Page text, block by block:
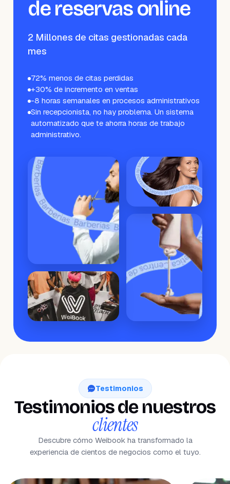
de reservas online
2 Millones de citas gestionadas cada
mes
72% menos de citas perdidas
+30% de incremento en ventas
-8 horas semanales en procesos administrativos
Sin recepcionista, no hay problema. Un sistema
automatizado que te ahorra horas de trabajo
administrativo.
Testimonios
Testimonios de nuestros
clientes
Descubre cómo Weibook ha transformado la
experiencia de cientos de negocios como el tuyo.